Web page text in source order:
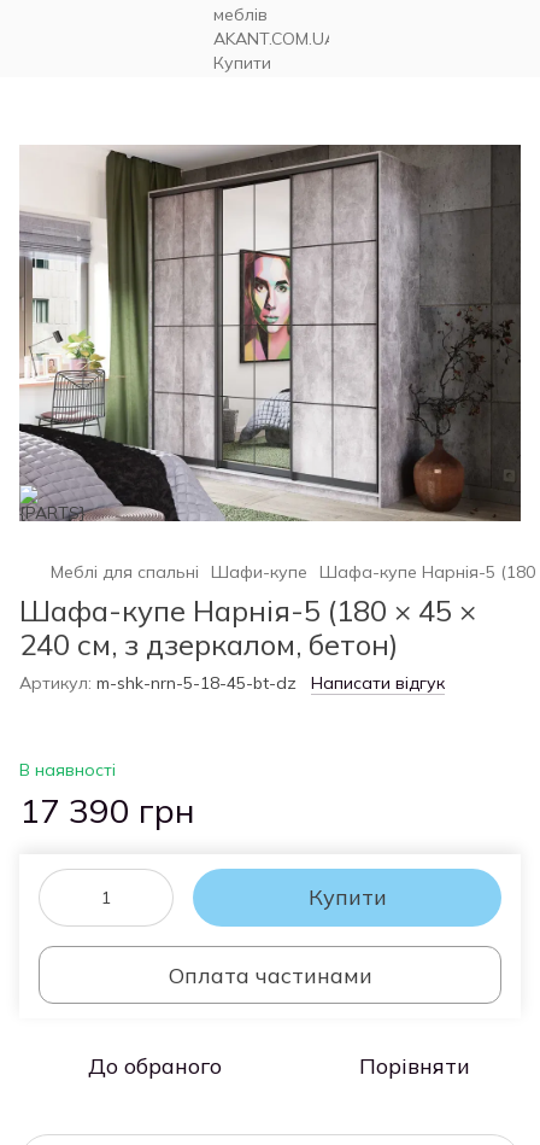
Меблі для спальні Шафи-купе Шафа-купе Нарнія-5 (180
Шафа-купе Нарнія-5 (180 × 45 ×
240 см, з дзеркалом, бетон)
Артикул: m-shk-nrn-5-18-45-bt-dz Написати відгук
В наявності
17 390 грн
Купити
Оплата частинами
До обраного Порівняти